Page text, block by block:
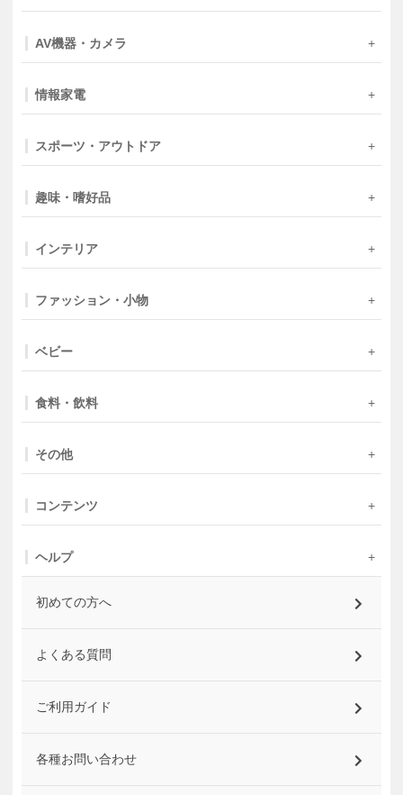
AV機器・カメラ
情報家電
スポーツ・アウトドア
趣味・嗜好品
インテリア
ファッション・小物
ベビー
食料・飲料
その他
コンテンツ
ヘルプ
初めての方へ
よくある質問
ご利用ガイド
各種お問い合わせ